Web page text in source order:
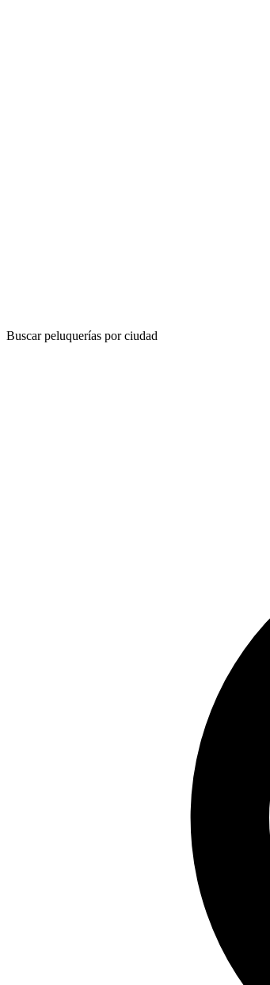
Buscar peluquerías por ciudad